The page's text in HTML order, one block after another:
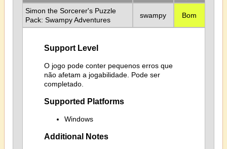
Simon the Sorcerer's Puzzle
Pack: Swampy Adventures
swampy Bom
Support Level
O jogo pode conter pequenos erros que
não afetam a jogabilidade. Pode ser
completado.
Supported Platforms
Windows
Additional Notes